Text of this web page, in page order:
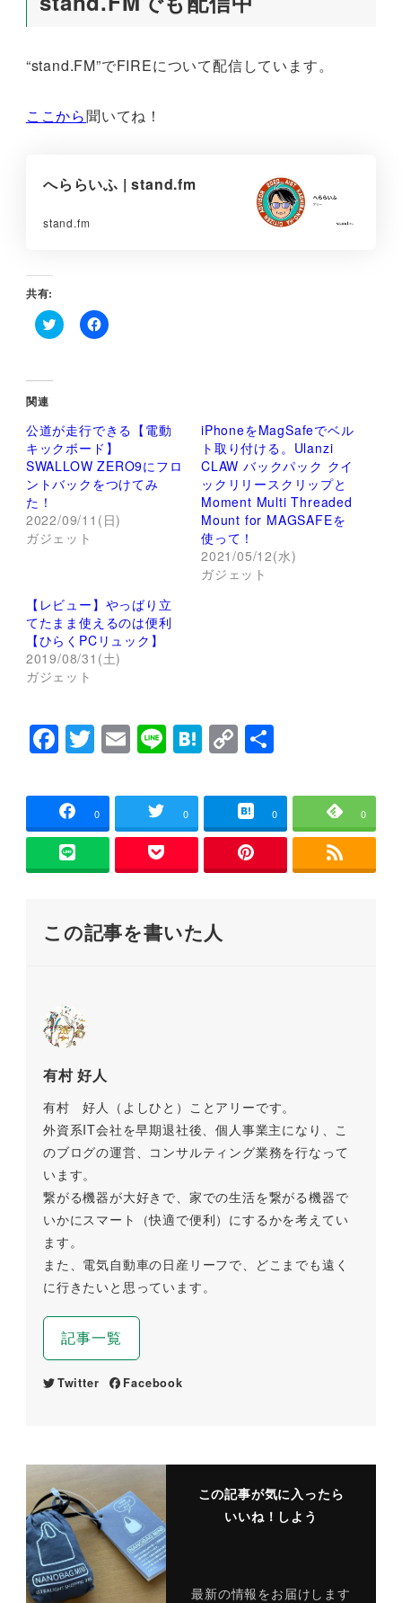
“stand.FM”でFIREについて配信しています。
ここから聞いてね！
へららいふ | stand.fm
stand.fm
共有:
ク
し
て
T
i
t
t
e
r
で
共
有
(
新
し
ド
ウ
で
開
き
ま
す
F
で
共
有
す
る
に
ク
リ
ッ
だ
さ
い
(
新
し
い
ウ
ウ
で
開
)
関連
公道が走行できる【電動
キックボード】
SWALLOW ZERO9にフロ
ントバックをつけてみ
た！
2022/09/11(日)
ガジェット
iPhoneをMagSafeでベル
ト取り付ける。Ulanzi
CLAW バックパック クイ
ックリリースクリップと
Moment Multi Threaded
Mount for MAGSAFEを
使って！
2021/05/12(水)
ガジェット
【レビュー】やっばり立
てたまま使えるのは便利
【ひらくPCリュック】
2019/08/31(土)
ガジェット
F
a
c
e
b
o
k
T
wi
tt
er
E
m
ai
l
Li
n
e
H
at
e
n
C
o
p
y
Li
n
共
0 0 0 0
この記事を書いた人
有村 好人
有村 好人（よしひと）ことアリーです。
外資系IT会社を早期退社後、個人事業主になり、こ
のブログの運営、コンサルティング業務を行なって
います。
繋がる機器が大好きで、家での生活を繋がる機器で
いかにスマート（快適で便利）にするかを考えてい
ます。
また、電気自動車の日産リーフで、どこまでも遠く
に行きたいと思っています。
記事一覧
Twitter Facebook
この記事が気に入ったら
いいね！しよう
最新の情報をお届けします